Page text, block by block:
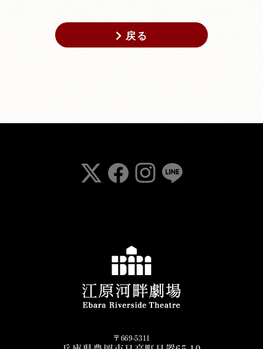
戻る
〒669-5311